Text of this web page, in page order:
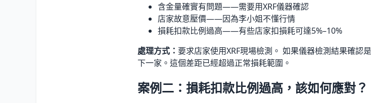
含金量確實有問題——需要用XRF儀器確認
店家故意壓價——因為李小姐不懂行情
損耗扣款比例過高——有些店家扣損耗可達5%–10%
處理方式： 要求店家使用XRF現場檢測。 如果儀器檢測結果確認
下一家。這個差距已經超過正常損耗範圍。
案例二：損耗扣款比例過高，該如何應對？